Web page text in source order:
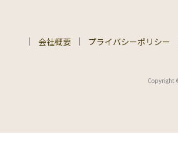
会社概要 プライバシーポリシー
Copyright